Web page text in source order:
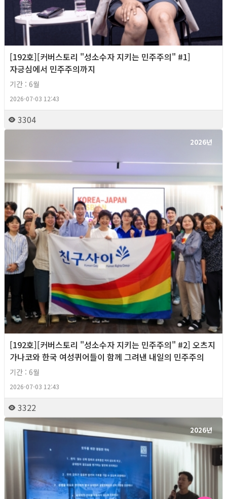
[192호][커버스토리 "성소수자 지키는 민주주의" #1]
자긍심에서 민주주의까지
기간 : 6월
2026-07-03 12:43
3304
2026년
[192호][커버스토리 "성소수자 지키는 민주주의" #2] 오츠지
가나코와 한국 여성퀴어들이 함께 그려낸 내일의 민주주의
기간 : 6월
2026-07-03 12:43
3322
2026년